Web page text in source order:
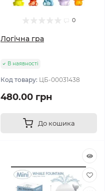
0
Логічна гра
В наявності
Код товару: ЦБ-00031438
480.00 грн
До кошика